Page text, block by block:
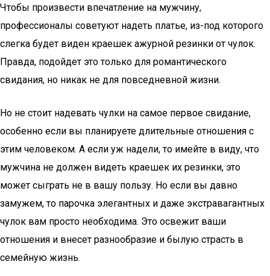
Чтобы произвести впечатление на мужчину,
профессионалы советуют надеть платье, из-под которого
слегка будет виден краешек ажурной резинки от чулок.
Правда, подойдет это только для романтического
свидания, но никак не для повседневной жизни.
Но не стоит надевать чулки на самое первое свидание,
особенно если вы планируете длительные отношения с
этим человеком. А если уж надели, то имейте в виду, что
мужчина не должен видеть краешек их резинки, это
может сыграть не в вашу пользу. Но если вы давно
замужем, то парочка элегантных и даже экстравагантных
чулок вам просто необходима. Это освежит ваши
отношения и внесет разнообразие и былую страсть в
семейную жизнь.